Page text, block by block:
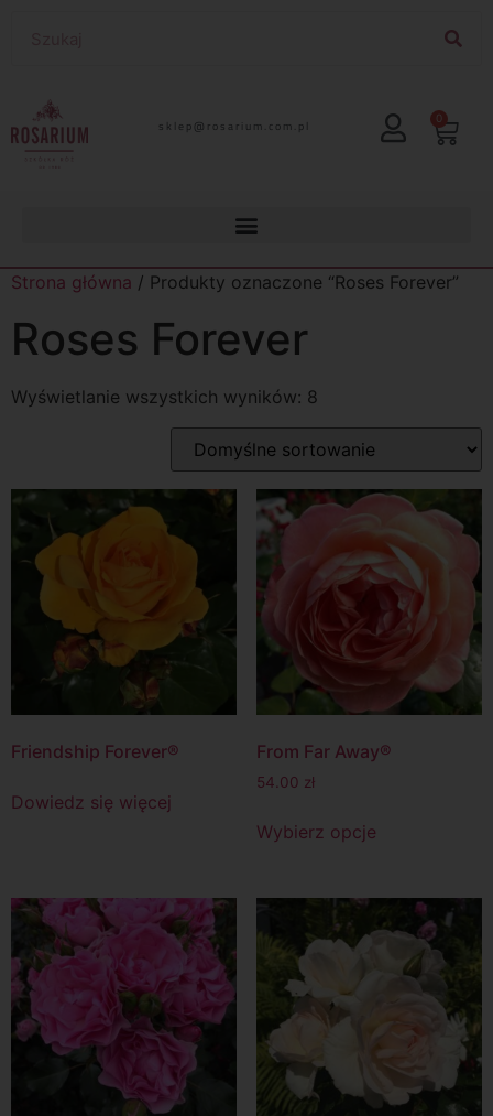
lp.moc.muirasor@pelks 0
Strona główna / Produkty oznaczone “Roses Forever”
Roses Forever
Wyświetlanie wszystkich wyników: 8
Friendship Forever®
Dowiedz się więcej
From Far Away®
54.00 zł
Wybierz opcje